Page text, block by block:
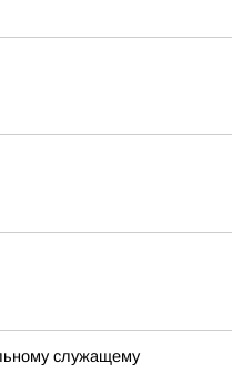
служащему